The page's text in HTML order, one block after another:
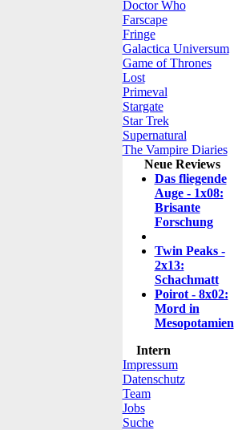
Doctor Who
Farscape
Fringe
Galactica Universum
Game of Thrones
Lost
Primeval
Stargate
Star Trek
Supernatural
The Vampire Diaries
Neue Reviews
Das fliegende
Auge - 1x08:
Brisante
Forschung
Twin Peaks -
2x13:
Schachmatt
Poirot - 8x02:
Mord in
Mesopotamien
Intern
Impressum
Datenschutz
Team
Jobs
Suche